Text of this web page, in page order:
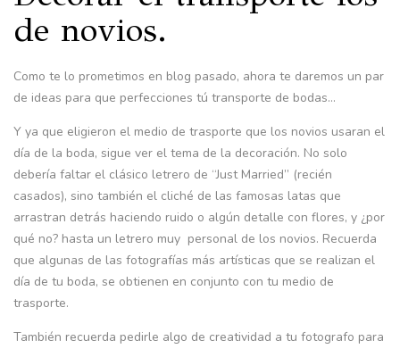
de novios.
Como te lo prometimos en blog pasado, ahora te daremos un par
de ideas para que perfecciones tú transporte de bodas…
Y ya que eligieron el medio de trasporte que los novios usaran el
día de la boda, sigue ver el tema de la decoración. No solo
debería faltar el clásico letrero de “Just Married” (recién
casados), sino también el cliché de las famosas latas que
arrastran detrás haciendo ruido o algún detalle con flores, y ¿por
qué no? hasta un letrero muy personal de los novios. Recuerda
que algunas de las fotografías más artísticas que se realizan el
día de tu boda, se obtienen en conjunto con tu medio de
trasporte.
También recuerda pedirle algo de creatividad a tu fotografo para